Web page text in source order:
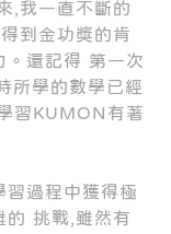
,我一直不斷的
到金功獎的肯
。還記得 第一次
所學的數學已經
習KUMON有著
過程中獲得極
的 挑戰,雖然有